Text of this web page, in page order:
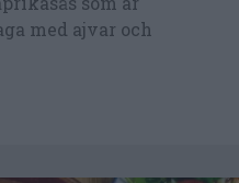
med ajvar och